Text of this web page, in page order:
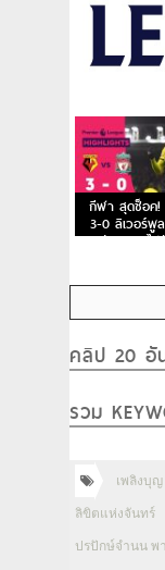
กีฬา สุดช็อค
3-0 ลิเวอร์พู
พ่าย หายไป
คลิป 20 อั
รวม
เพลิงบุญ
ลิขิตแห่งจันทร์
ปรปักษ์จำนน พ